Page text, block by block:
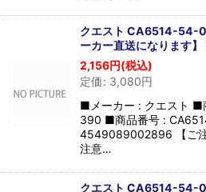
クエスト CA6514-54-
ーカー直送になります】
2,156円(税込)
定価: 3,080円
■メーカー : クエスト ■
390 ■商品番号 :
4549089002896 【ご
注意…
クエスト CA6514-54-